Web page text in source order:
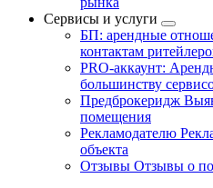
Сервисы и услуги
БП: арендные
контактам
PRO-аккаунт:
большинству
Предброкеридж
помещения
Рекламодателю
объекта
Отзывы Отзывы о